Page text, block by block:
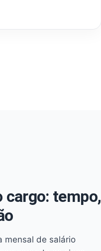
cargo: tempo,
mensal de salário